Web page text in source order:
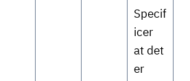
Specif
icer
at det
er